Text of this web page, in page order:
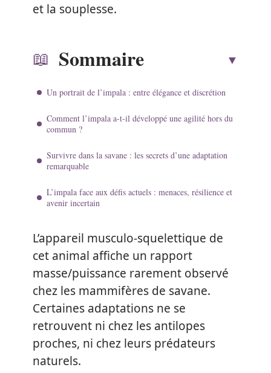
et la souplesse.
Sommaire
Un portrait de l’impala : entre élégance et discrétion
Comment l’impala a-t-il développé une agilité hors du
commun ?
Survivre dans la savane : les secrets d’une adaptation
remarquable
L’impala face aux défis actuels : menaces, résilience et
avenir incertain
L’appareil musculo-squelettique de
cet animal affiche un rapport
masse/puissance rarement observé
chez les mammifères de savane.
Certaines adaptations ne se
retrouvent ni chez les antilopes
proches, ni chez leurs prédateurs
naturels.